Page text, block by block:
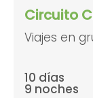
Circuito
Viajes en
10 días
9 noches